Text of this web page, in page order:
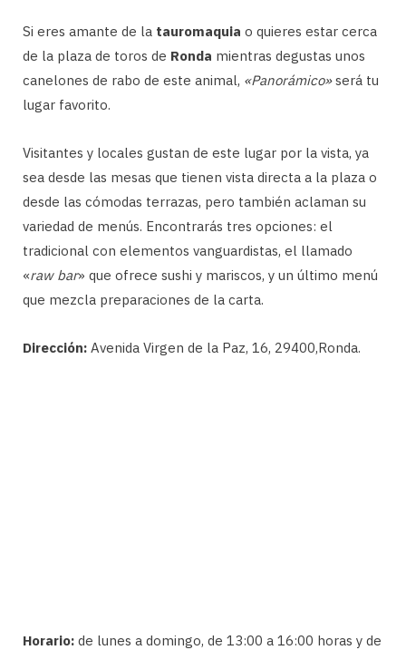
Si eres amante de la tauromaquia o quieres estar cerca
de la plaza de toros de Ronda mientras degustas unos
canelones de rabo de este animal, «Panorámico»será tu
lugar favorito.
Visitantes y locales gustan de este lugar por la vista, ya
sea desde las mesas que tienen vista directa a la plaza o
desde las cómodas terrazas, pero también aclaman su
variedad de menús. Encontrarás tres opciones: el
tradicional con elementos vanguardistas, el llamado
«raw bar» que ofrece sushi y mariscos, y un último menú
que mezcla preparaciones de la carta.
Dirección: Avenida Virgen de la Paz, 16, 29400,Ronda.
Horario: de lunes a domingo, de 13:00 a 16:00 horas y de